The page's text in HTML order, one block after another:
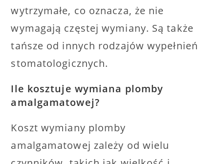
wytrzymałe, co oznacza, że nie
wymagają częstej wymiany. Są także
tańsze od innych rodzajów wypełnień
stomatologicznych.
Ile kosztuje wymiana plomby
amalgamatowej?
Koszt wymiany plomby
amalgamatowej zależy od wielu